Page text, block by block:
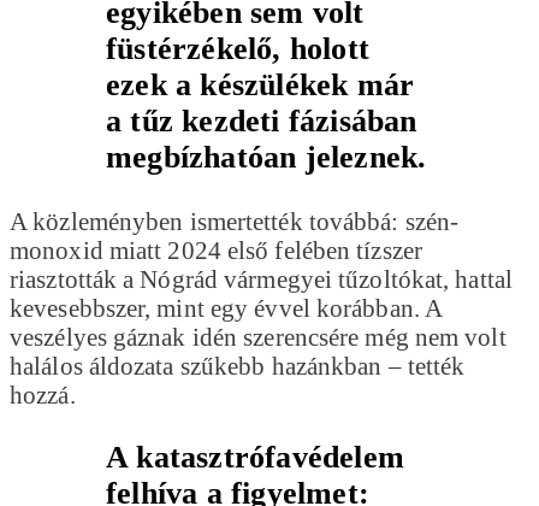
egyikében sem volt
füstérzékelő, holott
ezek a készülékek már
a tűz kezdeti fázisában
megbízhatóan jeleznek.
A közleményben ismertették továbbá: szén-
monoxid miatt 2024 első felében tízszer
riasztották a Nógrád vármegyei tűzoltókat, hattal
kevesebbszer, mint egy évvel korábban. A
veszélyes gáznak idén szerencsére még nem volt
halálos áldozata szűkebb hazánkban – tették
hozzá.
A katasztrófavédelem
felhíva a figyelmet: